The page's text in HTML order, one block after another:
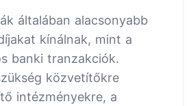
általában alacsonyabb
kínálnak, mint a
banki tranzakciók.
közvetítőkre
intézményekre, a